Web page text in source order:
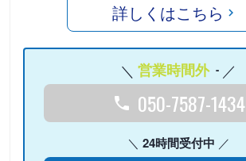
詳しくはこちら
営業時間外 -
050-7587-1434
24時間受付中